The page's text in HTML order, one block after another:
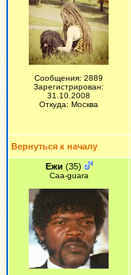
Сообщения: 2889
Зарегистрирован:
31.10.2008
Откуда: Москва
Вернуться к началу
Ежи (35)
Сaa-guara